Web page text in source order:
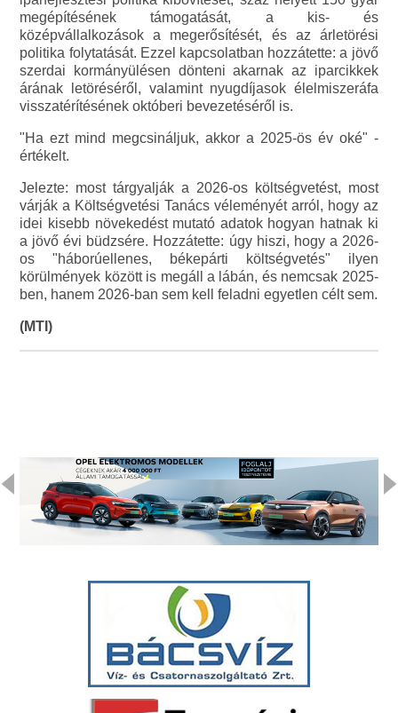
megépítésének támogatását, a kis- és
középvállalkozások a megerősítését, és az árletörési
politika folytatását. Ezzel kapcsolatban hozzátette: a jövő
szerdai kormányülésen dönteni akarnak az iparcikkek
árának letöréséről, valamint nyugdíjasok élelmiszeráfa
visszatérítésének októberi bevezetéséről is.
"Ha ezt mind megcsináljuk, akkor a 2025-ös év oké" -
értékelt.
Jelezte: most tárgyalják a 2026-os költségvetést, most
várják a Költségvetési Tanács véleményét arról, hogy az
idei kisebb növekedést mutató adatok hogyan hatnak ki
a jövő évi büdzsére. Hozzátette: úgy hiszi, hogy a 2026-
os "háborúellenes, békepárti költségvetés" ilyen
körülmények között is megáll a lábán, és nemcsak 2025-
ben, hanem 2026-ban sem kell feladni egyetlen célt sem.
(MTI)